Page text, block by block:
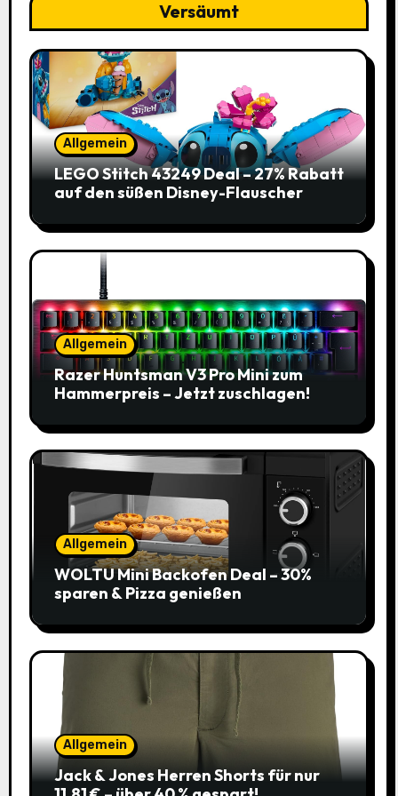
Versäumt
Allgemein
LEGO Stitch 43249 Deal – 27% Rabatt
auf den süßen Disney-Flauscher
Allgemein
Razer Huntsman V3 Pro Mini zum
Hammerpreis – Jetzt zuschlagen!
Allgemein
WOLTU Mini Backofen Deal – 30%
sparen & Pizza genießen
Allgemein
Jack & Jones Herren Shorts für nur